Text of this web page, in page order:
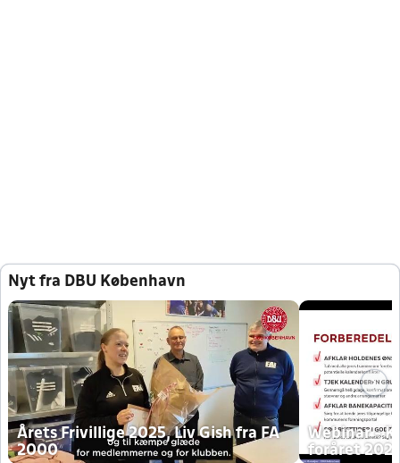
Nyt fra DBU København
Årets Frivillige 2025, Liv Gish fra FA
2000
Webinar -
foråret